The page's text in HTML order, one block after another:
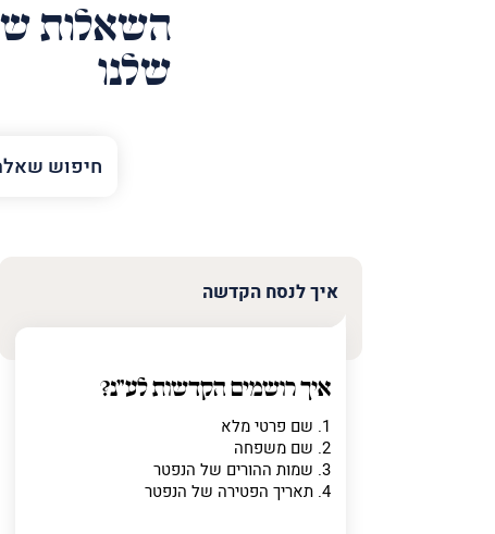
השאלות
שלנו
על
מה
איך לנסח הקדשה
איך רושמים הקדשות לע"נ?
1. שם פרטי מלא
2. שם משפחה
3. שמות ההורים של הנפטר
4. תאריך הפטירה של הנפטר